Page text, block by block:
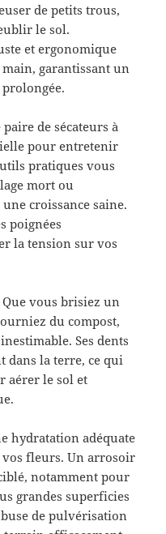
de petits trous,
le sol.
et ergonomique
garantissant un
de sécateurs à
pour entretenir
pratiques vous
mort ou
croissance saine.
poignées
la tension sur vos
vous brisiez un
du compost,
Ses dents
dans la terre, ce qui
aérer le sol et
hydratation adéquate
vos fleurs. Un arrosoir
notamment pour
grandes superficies
de pulvérisation